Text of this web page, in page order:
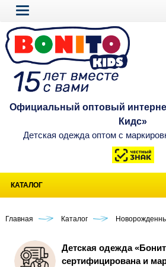
Официальный оптовый
Кидс»
Детская одежда оптом с
КАТАЛОГ
Главная Каталог
Детская одежда
сертифицирована и